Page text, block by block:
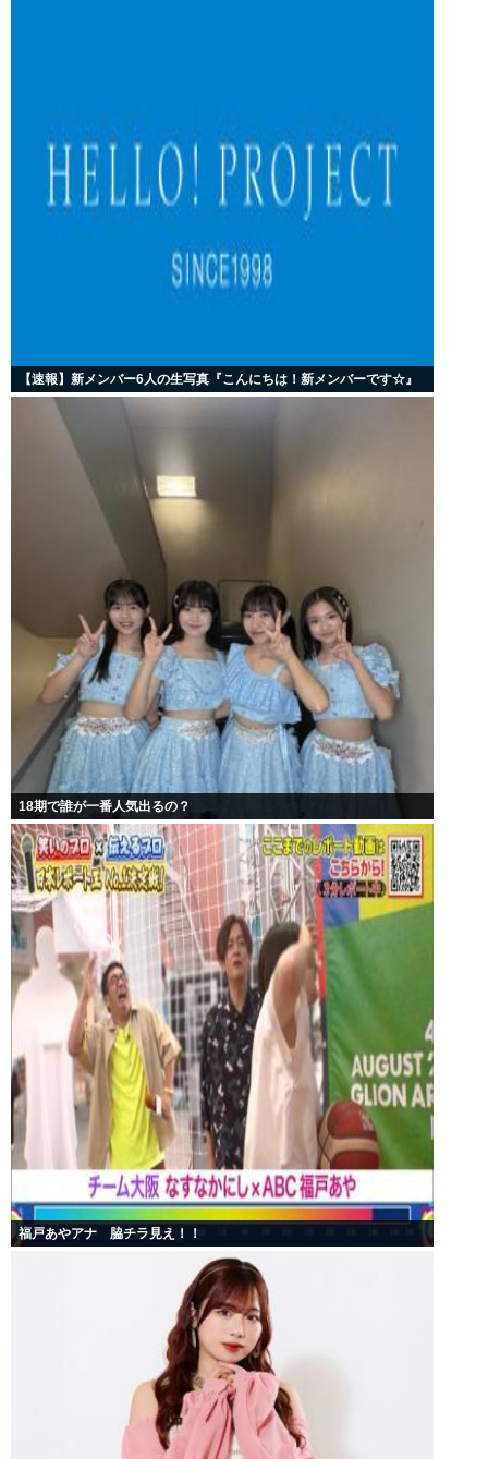
【速報】新メンバー6人の生写真『こんにちは！新メンバーです☆』
18期で誰が一番人気出るの？
福戸あやアナ 脇チラ見え！！